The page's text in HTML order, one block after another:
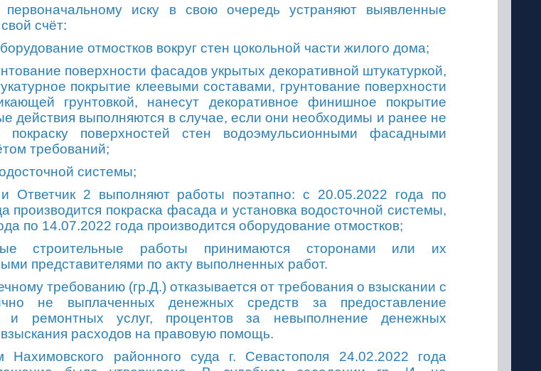
первоначальному иску в свою очередь устраняют выявленные
счёт:
отмостков вокруг стен цокольной части жилого дома;
поверхности фасадов укрытых декоративной штукатуркой,
покрытие клеевыми составами, грунтование поверхности
грунтовкой, нанесут декоративное финишное покрытие
действия выполняются в случае, если они необходимы и ранее не
покраску поверхностей стен водоэмульсионными фасадными
требований;
системы;
Ответчик 2 выполняют работы поэтапно: с 20.05.2022 года по
производится покраска фасада и установка водосточной системы,
по 14.07.2022 года производится оборудование отмостков;
строительные работы принимаются сторонами или их
представителями по акту выполненных работ.
требованию (гр.Д.) отказывается от требования о взыскании с
не выплаченных денежных средств за предоставление
и ремонтных услуг, процентов за невыполнение денежных
взыскания расходов на правовую помощь.
Нахимовского районного суда г. Севастополя 24.02.2022 года